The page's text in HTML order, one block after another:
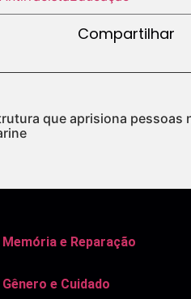
Compartilhar
que aprisiona pessoas
Memória e Reparação
Gênero e Cuidado